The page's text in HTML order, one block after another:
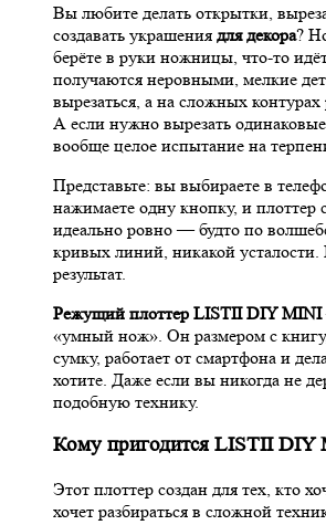
Вы любите делать открытки,
создавать украшения для декора?
берёте в руки ножницы, что-то
получаются неровными, мелкие
вырезаться, а на сложных контурах
А если нужно вырезать
вообще целое испытание на
Представьте: вы выбираете в
нажимаете одну кнопку, и плоттер
идеально ровно — будто по
кривых линий, никакой
результат.
Режущий плоттер LISTII DIY MINI
«умный нож». Он размером с
сумку, работает от смартфона и
хотите. Даже если вы никогда не
подобную технику.
Кому пригодится LISTII DIY
Этот плоттер создан для тех, кто
хочет разбираться в сложной